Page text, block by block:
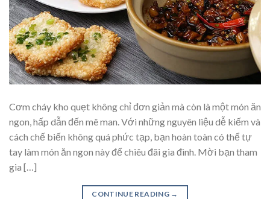
Cơm cháy kho quẹt không chỉ đơn giản mà còn là một món ăn
ngon, hấp dẫn đến mê man. Với những nguyên liệu dễ kiếm và
cách chế biến không quá phức tạp, bạn hoàn toàn có thể tự
tay làm món ăn ngon này để chiêu đãi gia đình. Mời bạn tham
gia […]
CONTINUE READING →